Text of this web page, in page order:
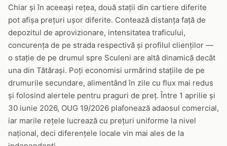
Chiar și în aceeași rețea, două stații din cartiere diferite
pot afișa prețuri ușor diferite. Contează distanța față de
depozitul de aprovizionare, intensitatea traficului,
concurența de pe strada respectivă și profilul clienților —
o stație de pe drumul spre Sculeni are altă dinamică decât
una din Tătărași. Poți economisi urmărind stațiile de pe
drumurile secundare, alimentând în zile cu flux mai redus
și folosind alertele pentru praguri de preț. Între 1 aprilie și
30 iunie 2026, OUG 19/2026 plafonează adaosul comercial,
iar marile rețele lucrează cu prețuri uniforme la nivel
național, deci diferențele locale vin mai ales de la